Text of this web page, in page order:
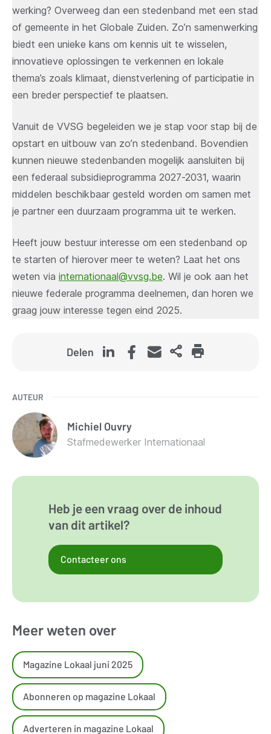
werking? Overweeg dan een stedenband met een stad
of gemeente in het Globale Zuiden. Zo’n samenwerking
biedt een unieke kans om kennis uit te wisselen,
innovatieve oplossingen te verkennen en lokale
thema’s zoals klimaat, dienstverlening of participatie in
een breder perspectief te plaatsen.
Vanuit de VVSG begeleiden we je stap voor stap bij de
opstart en uitbouw van zo’n stedenband. Bovendien
kunnen nieuwe stedenbanden mogelijk aansluiten bij
een federaal subsidieprogramma 2027-2031, waarin
middelen beschikbaar gesteld worden om samen met
je partner een duurzaam programma uit te werken.
Heeft jouw bestuur interesse om een stedenband op
te starten of hierover meer te weten? Laat het ons
weten via internationaal@vvsg.be. Wil je ook aan het
nieuwe federale programma deelnemen, dan horen we
graag jouw interesse tegen eind 2025.
Delen
AUTEUR
Michiel Ouvry
Stafmedewerker Internationaal
Heb je een vraag over de inhoud
van dit artikel?
Contacteer ons
Meer weten over
Magazine Lokaal juni 2025
Abonneren op magazine Lokaal
Adverteren in magazine Lokaal